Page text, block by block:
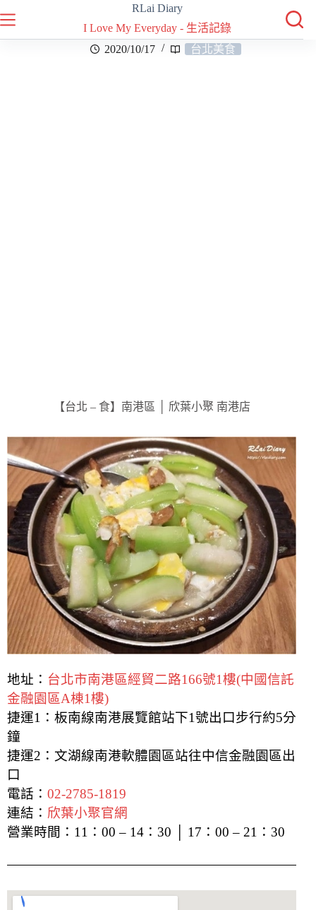
RLai Diary
I Love My Everyday - 生活記錄
2020/10/17
台北美食
【台北 – 食】南港區 │ 欣葉小聚 南港店
地址： 台北市南港區經貿二路166號1樓(中國信託
金融園區A棟1樓)
捷運1：板南線南港展覽館站下1號出口步行約5分
鐘
捷運2：文湖線南港軟體園區站往中信金融園區出
口
電話： 02-2785-1819
連結： 欣葉小聚官網
營業時間：11：00 – 14：30 │ 17：00 – 21： 30